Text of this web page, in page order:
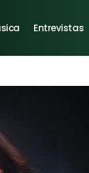
Entrevistas